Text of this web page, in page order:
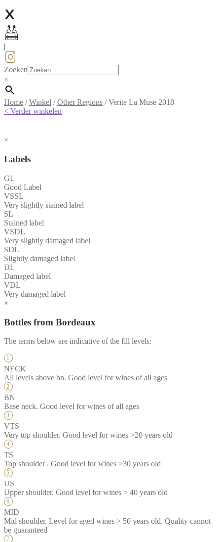
Zoeken
×
Home /Winkel /Other Regions /Verite La Muse 2018
< Verder winkelen
×
Labels
GL
Good Label
VSSL
Very slightly stained label
SL
Stained label
VSDL
Very slightly damaged label
SDL
Slightly damaged label
DL
Damaged label
VDL
Very damaged label
×
Bottles from Bordeaux
The terms below are indicative of the fill levels:
NECK
All levels above bn. Good level for wines of all ages
BN
Base neck. Good level for wines of all ages
VTS
Very top shoulder. Good level for wines >20 years old
TS
Top shoulder . Good level for wines >30 years old
US
Upper shoulder. Good level for wines > 40 years old
MID
Mid shoulder. Level for aged wines > 50 years old. Quality cannot
be guaranteed